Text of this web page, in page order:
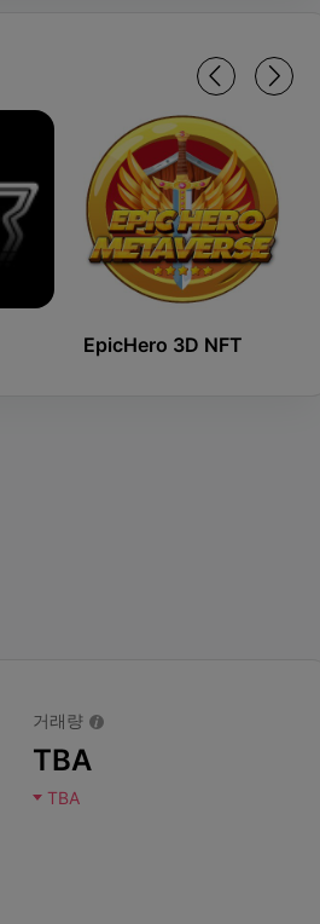
EpicHero 3D NFT
거래량
TBA
TBA